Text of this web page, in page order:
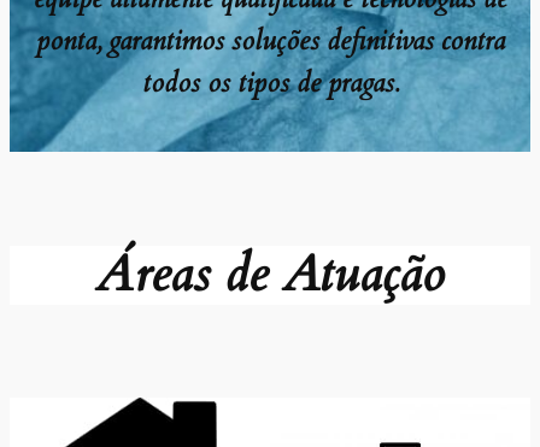
ponta, garantimos soluções definitivas contra
todos os tipos de pragas.
Áreas de Atuação